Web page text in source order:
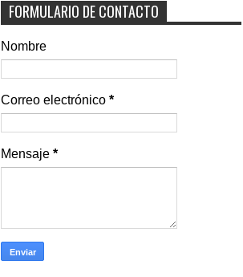
FORMULARIO DE CONTACTO
Nombre
Correo electrónico *
Mensaje *